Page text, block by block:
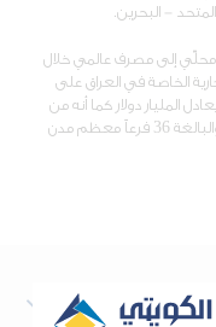
- البحرين.
محلّي إلى مصرف عالمي خلال
الخاصة في العراق على
المليار دولار كما أنه من
أعلى البنوك العراقية ربحية، و تغطي شبكة فروعه والبالغة 36 فرعاً معظم مدن